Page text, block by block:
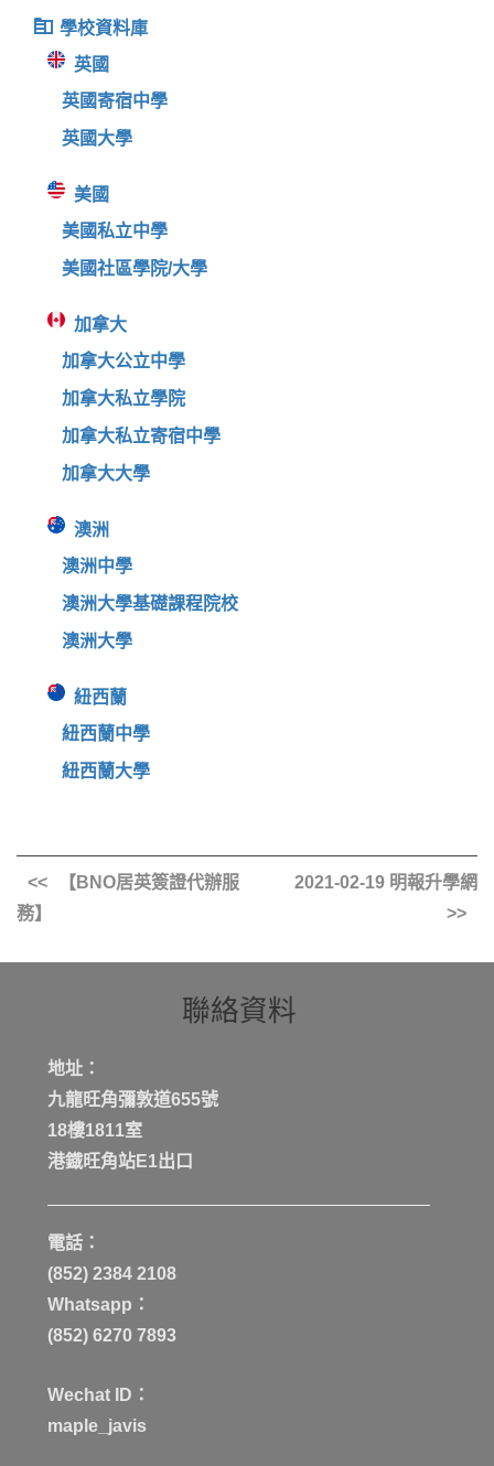
學校資料庫
英國
英國寄宿中學
英國大學
美國
美國私立中學
美國社區學院/大學
加拿大
加拿大公立中學
加拿大私立學院
加拿大私立寄宿中學
加拿大大學
澳洲
澳洲中學
澳洲大學基礎課程院校
澳洲大學
紐西蘭
紐西蘭中學
紐西蘭大學
【BNO居英簽證代辦服
務】
2021-02-19 明報升學網
聯絡資料
地址：
九龍旺角彌敦道655號
18樓1811室
港鐡旺角站E1出口
電話：
(852) 2384 2108
Whatsapp：
(852) 6270 7893
Wechat ID：
maple_javis